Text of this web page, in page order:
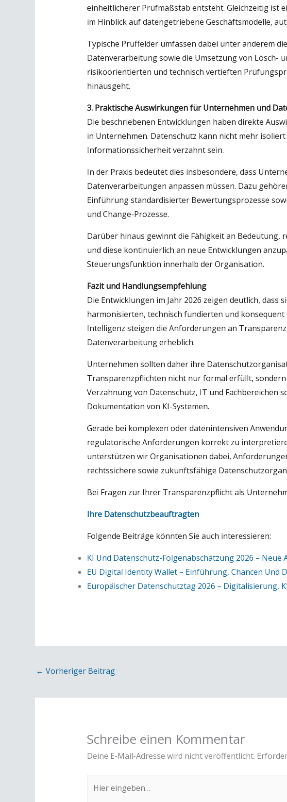
einheitlicherer Prüfmaßstab entsteht. Gleichzeitig ist
im Hinblick auf datengetriebene Geschäftsmodelle,
Typische Prüffelder umfassen dabei unter anderem
Datenverarbeitung sowie die Umsetzung von Lösch-
risikoorientierten und technisch vertieften
hinausgeht.
3. Praktische Auswirkungen für Unternehmen und
Die beschriebenen Entwicklungen haben direkte
in Unternehmen. Datenschutz kann nicht mehr
Informationssicherheit verzahnt sein.
In der Praxis bedeutet dies insbesondere, dass
Datenverarbeitungen anpassen müssen. Dazu
Einführung standardisierter Bewertungsprozesse
und Change-Prozesse.
Darüber hinaus gewinnt die Fähigkeit an
und diese kontinuierlich an neue Entwicklungen
Steuerungsfunktion innerhalb der Organisation.
Fazit und Handlungsempfehlung
Die Entwicklungen im Jahr 2026 zeigen deutlich,
harmonisierten, technisch fundierten und
Intelligenz steigen die Anforderungen an
Datenverarbeitung erheblich.
Unternehmen sollten daher ihre
Transparenzpflichten nicht nur formal erfüllt,
Verzahnung von Datenschutz, IT und
Dokumentation von KI-Systemen.
Gerade bei komplexen oder datenintensiven
regulatorische Anforderungen korrekt zu
unterstützen wir Organisationen dabei,
rechtssichere sowie zukunftsfähige
Bei Fragen zur Ihrer Transparenzpflicht als
Ihre Datenschutzbeauftragten
Folgende Beiträge könnten Sie auch interessieren:
KI Und Datenschutz-Folgenabschätzung 2026 –
EU Digital Identity Wallet – Einführung, Chancen Und
Europäischer Datenschutztag 2026 – Digitalisierung,
← Vorheriger Beitrag
Schreibe einen Kommentar
Deine E-Mail-Adresse wird nicht veröffentlicht.
eingeben…